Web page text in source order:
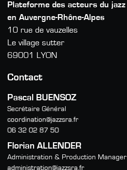
Plateforme des acteurs du jazz
en Auvergne-Rhône-Alpes
10 rue de vauzelles
Le village sutter
69001 LYON
Contact
Pascal BUENSOZ
Secrétaire Général
coordination@jazzsra.fr
06 32 02 87 50
Florian ALLENDER
Administration & Production Manager
administration@jazzsra.fr